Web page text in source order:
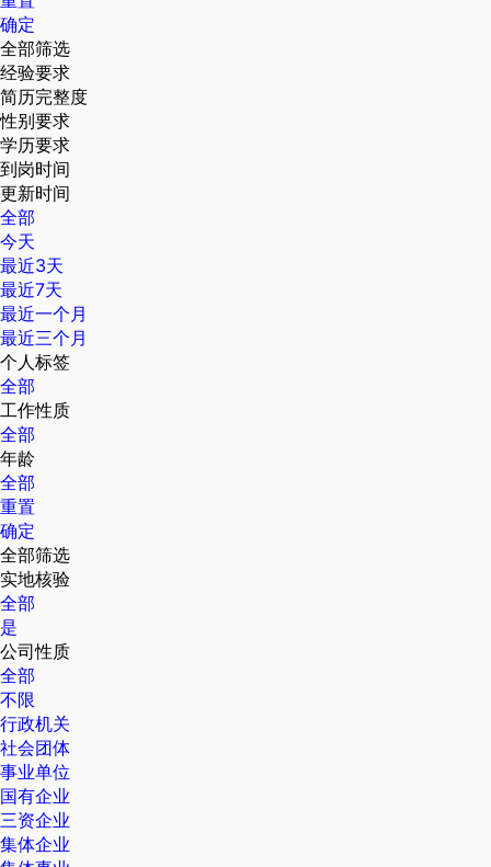
确定
全部筛选
经验要求
简历完整度
性别要求
学历要求
到岗时间
更新时间
全部
今天
最近3天
最近7天
最近一个月
最近三个月
个人标签
全部
工作性质
全部
年龄
全部
重置
确定
全部筛选
实地核验
全部
是
公司性质
全部
不限
行政机关
社会团体
事业单位
国有企业
三资企业
集体企业